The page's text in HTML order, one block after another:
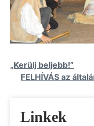
Bejegyzés
navigáció
„Kerülj beljebb!”
FELHÍVÁS az
Linkek